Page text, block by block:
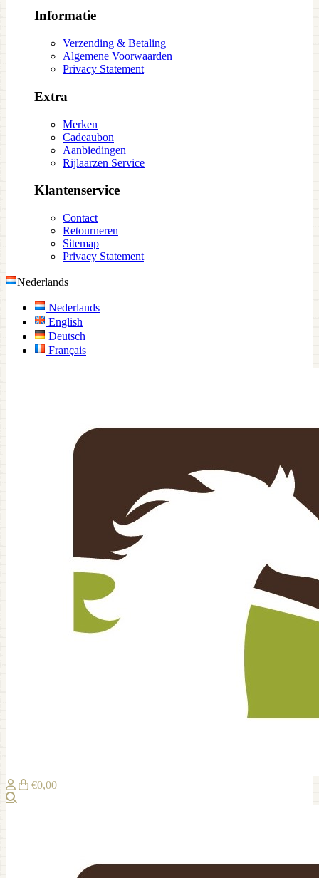
Informatie
Verzending & Betaling
Algemene Voorwaarden
Privacy Statement
Extra
Merken
Cadeaubon
Aanbiedingen
Rijlaarzen Service
Klantenservice
Contact
Retourneren
Sitemap
Privacy Statement
Nederlands
Nederlands
English
Deutsch
Français
€0,00